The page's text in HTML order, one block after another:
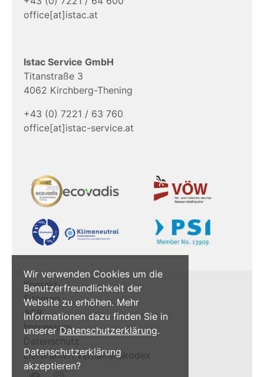
Wir verwenden Cookies um die
Benutzerfreundlichkeit der
Website zu erhöhen. Mehr
Informationen dazu finden Sie in
unsererDatenschutzerklärung.
Datenschutzerklärung
akzeptieren?
office[at]istac.at
Istac Service GmbH
Titanstraße 3
4062 Kirchberg-Thening
+43 (0) 7221 / 63 760
office[at]istac-service.at
Kontakt
Sitemap
AGB
Impressum
Datenschutz
Lieferanten Verhaltenskodex